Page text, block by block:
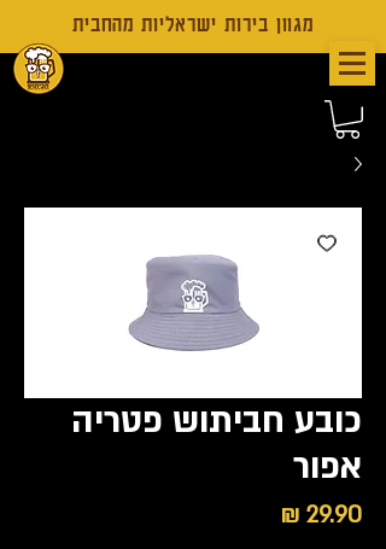
מגוון בירות ישראליות מהחבית
כובע חביתוש פטריה
אפור